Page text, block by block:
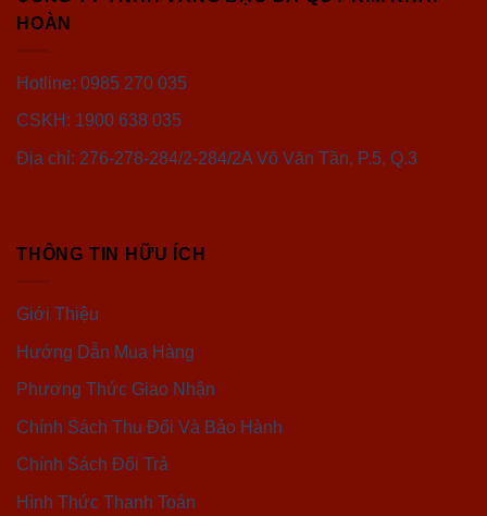
HOÀN
Hotline: 0985 270 035
CSKH: 1900 638 035
Địa chỉ: 276-278-284/2-284/2A Võ Văn Tần, P.5, Q.3
THÔNG TIN HỮU ÍCH
Giới Thiệu
Hướng Dẫn Mua Hàng
Phương Thức Giao Nhận
Chính Sách Thu Đổi Và Bảo Hành
Chính Sách Đổi Trả
Hình Thức Thanh Toán